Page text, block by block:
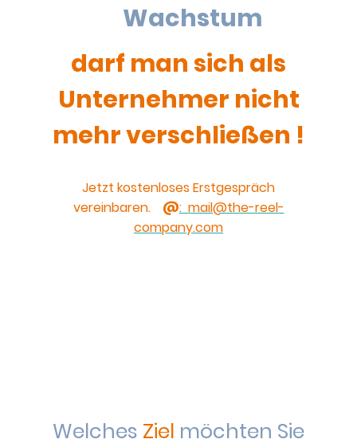
Wachstum
darf man sich als
Unternehmer nicht
mehr verschließen !
Jetzt kostenloses Erstgespräch
vereinbaren.
@: mail@the-reel-
company.com
Welches Ziel möchten Sie